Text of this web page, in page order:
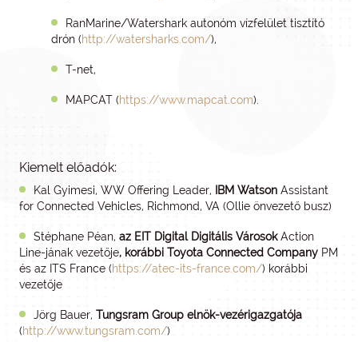
RanMarine/Watershark autonóm vízfelület tisztító
drón (http://watersharks.com/),
T-net,
MAPCAT (https://www.mapcat.com).
Kiemelt előadók:
Kal Gyimesi, WW Offering Leader, IBM Watson Assistant
for Connected Vehicles, Richmond, VA (Ollie önvezető busz)
Stéphane Péan, az EIT Digital Digitális VárosokAction
Line-jának vezetője, korábbi Toyota Connected Company PM
és az ITS France (https://atec-its-france.com/) korábbi
vezetője
Jörg Bauer, Tungsram Group elnök-vezérigazgatója
(http://www.tungsram.com/)